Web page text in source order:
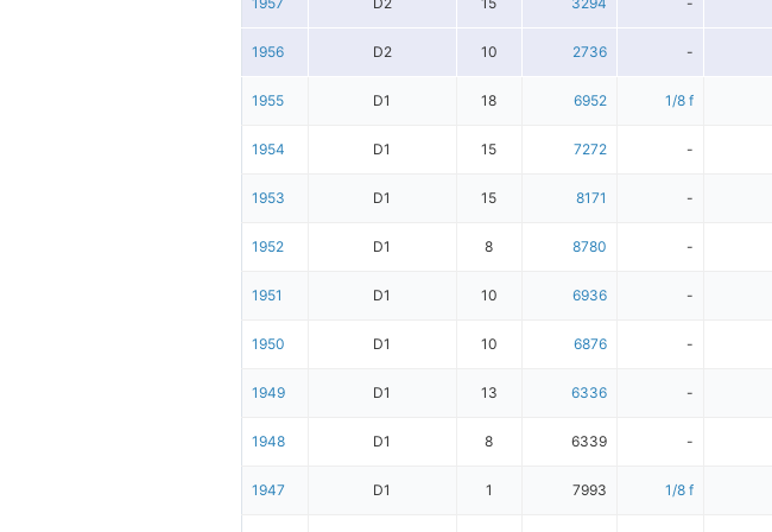
1956 D2 10 2736 -
1955 D1 18 6952 1/8 f
1954 D1 15 7272 -
1953 D1 15 8171 -
1952 D1 8 8780 -
1951 D1 10 6936 -
1950 D1 10 6876 -
1949 D1 13 6336 -
1948 D1 8 6339 -
1947 D1 1 7993 1/8 f